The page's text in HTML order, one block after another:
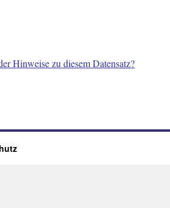
Hinweise zu diesem Datensatz?